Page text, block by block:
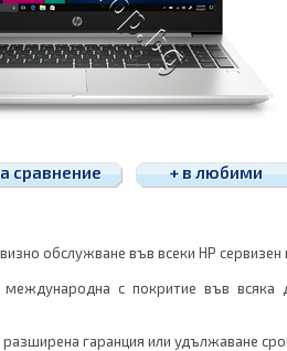
сравнение + в любими
обслужване във всеки HP сервизен
международна с покритие във всяка
гаранция или удължаване